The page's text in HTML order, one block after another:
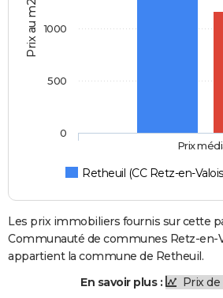
Prix au m2
Retheuil (CC Retz-en-
Prix
0
500
1000
Les prix immobiliers fournis sur cette
Communauté de communes Retz-en-
appartient la commune de Retheuil.
En savoir plus :
Prix